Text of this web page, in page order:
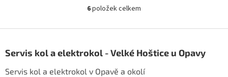
O
l
d
c
6položek celkem
pServis kol a elektrokol - Velké Hoštice u Opavy
Servis kol a elektrokol v Opavě a okolí